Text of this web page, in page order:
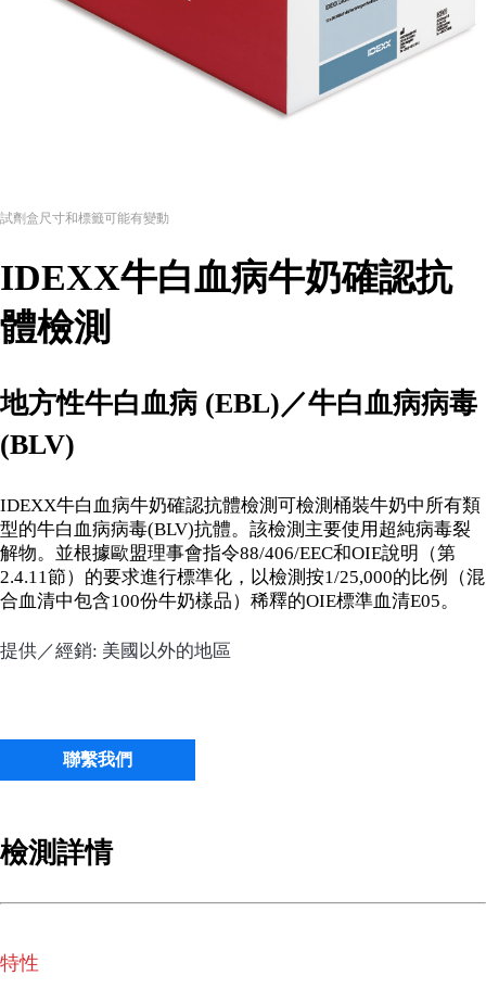
試劑盒尺寸和標籤可能有變動
IDEXX牛白血病牛奶確認抗
體檢測
地方性牛白血病 (EBL)／牛白血病病毒
(BLV)
IDEXX牛白血病牛奶確認抗體檢測可檢測桶裝牛奶中所有類
型的牛白血病病毒(BLV)抗體。該檢測主要使用超純病毒裂
解物。並根據歐盟理事會指令88/406/EEC和OIE說明（第
2.4.11節）的要求進行標準化，以檢測按1/25,000的比例（混
合血清中包含100份牛奶樣品）稀釋的OIE標準血清E05。
提供／經銷: 美國以外的地區
聯繫我們
檢測詳情
特性